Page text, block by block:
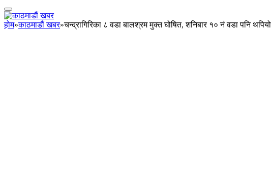
होम»काठमाडौं खबर»चन्द्रागिरिका ८ वडा बालश्रम मुक्त घोषित, शनिबार १० नं वडा पनि थपियो